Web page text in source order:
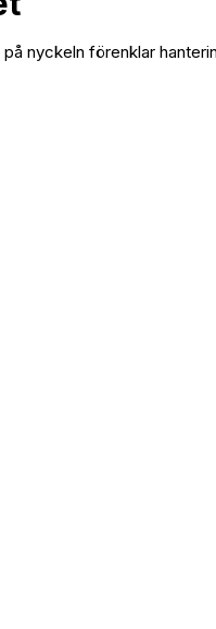
nyckeln förenklar